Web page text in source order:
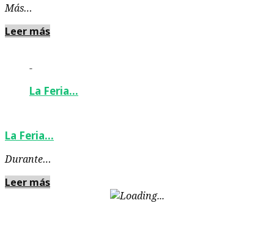
Más…
Leer más
-
La Feria…
La Feria…
Durante…
Leer más